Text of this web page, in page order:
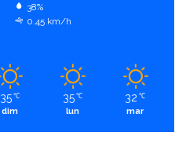
38%
0.45 km/h
35 ℃
dim
35 ℃
lun
32 ℃
mar